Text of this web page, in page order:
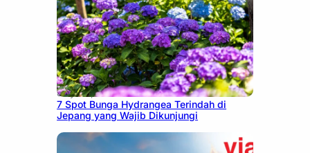
July 23, 2026
7 Spot Bunga Hydrangea Terindah di
Jepang yang Wajib Dikunjungi